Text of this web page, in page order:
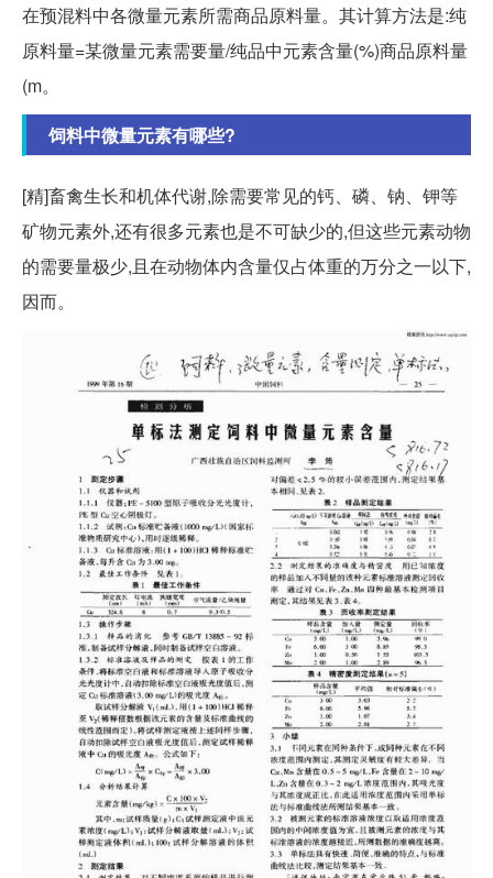
在预混料中各微量元素所需商品原料量。其计算方法是:纯
原料量=某微量元素需要量/纯品中元素含量(%)商品原料量
(m。
饲料中微量元素有哪些?
[精]畜禽生长和机体代谢,除需要常见的钙、磷、钠、钾等
矿物元素外,还有很多元素也是不可缺少的,但这些元素动物
的需要量极少,且在动物体内含量仅占体重的万分之一以下,
因而。